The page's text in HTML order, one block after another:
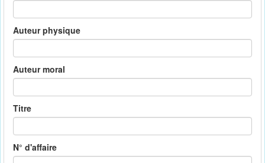
Auteur physique
Auteur moral
Titre
N° d'affaire